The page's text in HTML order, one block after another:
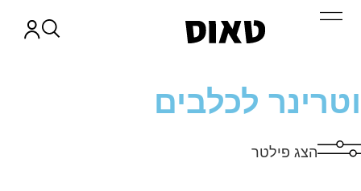
לכלבים
הצג פילטר